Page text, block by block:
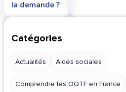
la demande ?
Catégories
Actualités Aides sociales
Comprendre les OQTF en France